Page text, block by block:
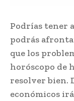
Podrías tener
podrás
que los
horóscopo de
resolver bien.
económicos